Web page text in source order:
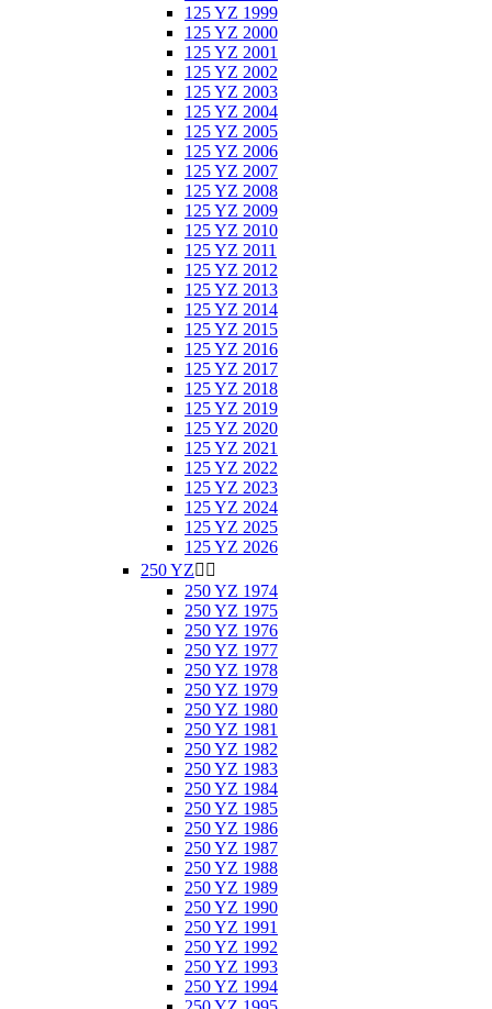
125 YZ 1999
125 YZ 2000
125 YZ 2001
125 YZ 2002
125 YZ 2003
125 YZ 2004
125 YZ 2005
125 YZ 2006
125 YZ 2007
125 YZ 2008
125 YZ 2009
125 YZ 2010
125 YZ 2011
125 YZ 2012
125 YZ 2013
125 YZ 2014
125 YZ 2015
125 YZ 2016
125 YZ 2017
125 YZ 2018
125 YZ 2019
125 YZ 2020
125 YZ 2021
125 YZ 2022
125 YZ 2023
125 YZ 2024
125 YZ 2025
125 YZ 2026
250 YZ 
250 YZ 1974
250 YZ 1975
250 YZ 1976
250 YZ 1977
250 YZ 1978
250 YZ 1979
250 YZ 1980
250 YZ 1981
250 YZ 1982
250 YZ 1983
250 YZ 1984
250 YZ 1985
250 YZ 1986
250 YZ 1987
250 YZ 1988
250 YZ 1989
250 YZ 1990
250 YZ 1991
250 YZ 1992
250 YZ 1993
250 YZ 1994